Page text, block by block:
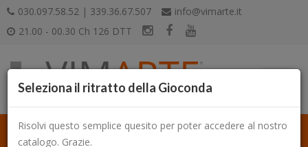
030.097.58.52 | 339.36.67.507
info@vimarte.it
21.00 - 00.30 Ch 126 DTT
Seleziona il ritratto della Gioconda
Risolvi questo semplice quesito per poter accedere al nostro
catalogo. Grazie.